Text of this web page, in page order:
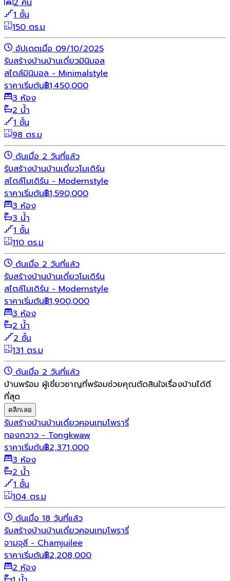
2 คัน
1 ชั้น
150 ตร.ม
อัปเดตเมื่อ 09/10/2025
รับสร้างบ้านบ้านเดี่ยวมินิมอล
สไตล์มินิมอล - Minimalstyle
ราคาเริ่มต้น฿1,450,000
3 ห้อง
2 น้ำ
1 ชั้น
98 ตร.ม
ดันเมื่อ 2 วันที่แล้ว
รับสร้างบ้านบ้านเดี่ยวโมเดิร์น
สไตล์โมเดิร์น - Modernstyle
ราคาเริ่มต้น฿1,590,000
3 ห้อง
3 น้ำ
1 ชั้น
110 ตร.ม
ดันเมื่อ 2 วันที่แล้ว
รับสร้างบ้านบ้านเดี่ยวโมเดิร์น
สไตล์โมเดิร์น - Modernstyle
ราคาเริ่มต้น฿1,900,000
3 ห้อง
2 น้ำ
2 ชั้น
131 ตร.ม
ดันเมื่อ 2 วันที่แล้ว
บ้านพร้อม ผู้เชี่ยวชาญที่พร้อมช่วยคุณตัดสินใจเรื่องบ้านได้ดี
ที่สุด
คลิกเลย
รับสร้างบ้านบ้านเดี่ยวคอนเทมโพรารี่
ทองกวาว - Tongkwaw
ราคาเริ่มต้น฿2,371,000
3 ห้อง
2 น้ำ
1 ชั้น
104 ตร.ม
ดันเมื่อ 18 วันที่แล้ว
รับสร้างบ้านบ้านเดี่ยวคอนเทมโพรารี่
จามจุลี - Chamjuilee
ราคาเริ่มต้น฿2,208,000
2 ห้อง